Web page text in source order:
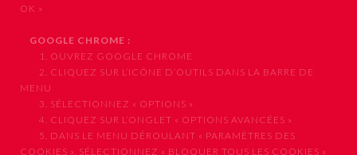
OK »
GOOGLE CHROME :
1. OUVREZ GOOGLE CHROME
2. CLIQUEZ SUR L’ICÔNE D’OUTILS DANS LA BARRE DE
MENU
3. SÉLECTIONNEZ « OPTIONS »
4. CLIQUEZ SUR L’ONGLET « OPTIONS AVANCÉES »
5. DANS LE MENU DÉROULANT « PARAMÈTRES DES
COOKIES », SÉLECTIONNEZ « BLOQUER TOUS LES COOKIES »